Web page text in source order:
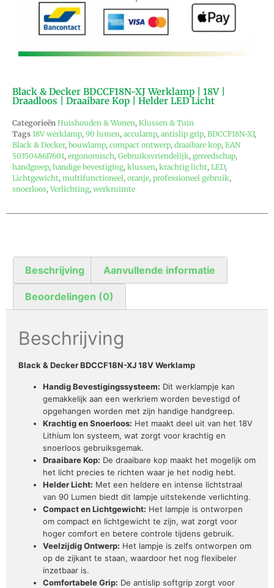
Black & Decker BDCCF18N-XJ Werklamp | 18V |
Draadloos | Draaibare Kop | Helder LED Licht
Categorieën Huishouden & Wonen, Klussen & Tuin
Tags 18V werklamp, 90 lumen, acculamp, antislip grip, BDCCF18N-XJ,
Black & Decker, bouwlamp, compact ontwerp, draaibare kop, EAN
5035048617601, ergonomisch, Gebruiksvriendelijk, gereedschap,
handgreep, handige bevestiging, klussen, krachtig licht, LED,
Lichtgewicht, multifunctioneel, oranje, professioneel gebruik,
snoerloos, Verlichting, werkruimte
Beschrijving Aanvullende informatie
Beoordelingen (0)
Beschrijving
Black & Decker BDCCF18N-XJ 18V Werklamp
Handig Bevestigingssysteem: Dit werklampje kan
gemakkelijk aan een werkriem worden bevestigd of
opgehangen worden met zijn handige handgreep.
Krachtig en Snoerloos: Het maakt deel uit van het 18V
Lithium Ion systeem, wat zorgt voor krachtig en
snoerloos gebruiksgemak.
Draaibare Kop: De draaibare kop maakt het mogelijk om
het licht precies te richten waar je het nodig hebt.
Helder Licht: Met een heldere en intense lichtstraal
van 90 Lumen biedt dit lampje uitstekende verlichting.
Compact en Lichtgewicht: Het lampje is ontworpen
om compact en lichtgewicht te zijn, wat zorgt voor
hoger comfort en betere controle tijdens gebruik.
Veelzijdig Ontwerp: Het lampje is zelfs ontworpen om
op de zijkant te staan, waardoor het nog flexibeler
inzetbaar is.
Comfortabele Grip: De antislip softgrip zorgt voor